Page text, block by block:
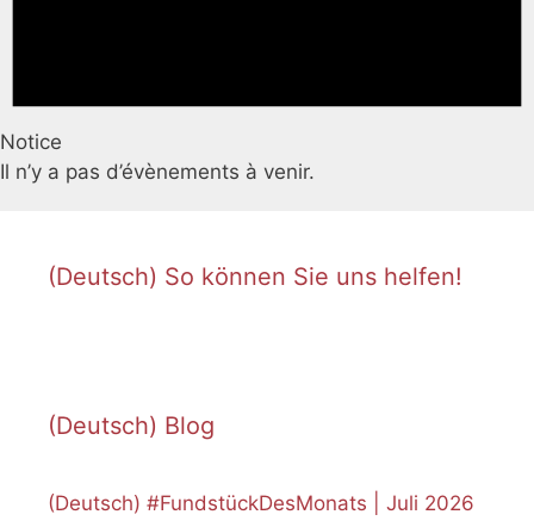
Notice
Il n’y a pas d’évènements à venir.
(Deutsch) So können Sie uns helfen!
(Deutsch) Blog
(Deutsch) #FundstückDesMonats | Juli 2026